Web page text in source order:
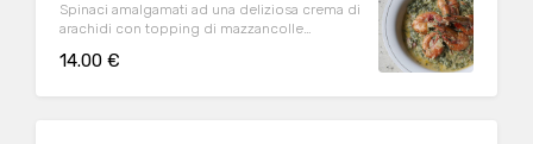
Spinaci amalgamati ad una deliziosa crema di
arachidi con topping di mazzancolle
14.00 €